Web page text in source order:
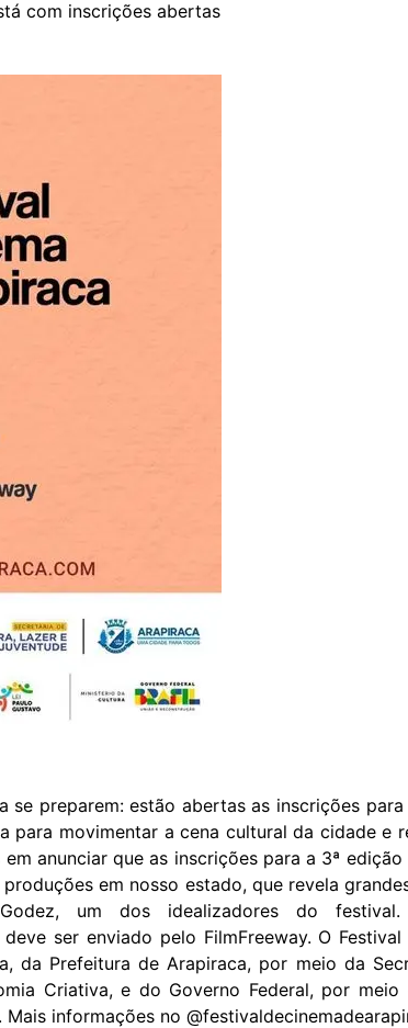
com inscrições abertas
preparem: estão abertas as inscrições
movimentar a cena cultural da cidade
anunciar que as inscrições para a 3ª
em nosso estado, que revela
um dos idealizadores do
ser enviado pelo FilmFreeway. O
da Prefeitura de Arapiraca, por meio da
Criativa, e do Governo Federal, por
informações no